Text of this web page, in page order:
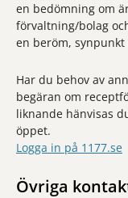
en bedömning om
förvaltning/bolag
en beröm,
Har du behov av
begäran om
liknande hänvisas
öppet.
Logga in på 1177.se
Övriga